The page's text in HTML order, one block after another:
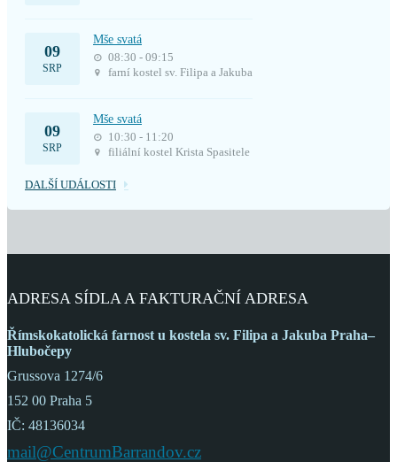
09
SRP
Mše svatá
08:30 - 09:15
farní kostel sv. Filipa a Jakuba
09
SRP
Mše svatá
10:30 - 11:20
filiální kostel Krista Spasitele
DALŠÍ UDÁLOSTI
ADRESA SÍDLA A FAKTURAČNÍ ADRESA
Římskokatolická farnost u kostela sv. Filipa a Jakuba Praha–
Hlubočepy
Grussova 1274/6
152 00 Praha 5
IČ: 48136034
mail@CentrumBarrandov.cz